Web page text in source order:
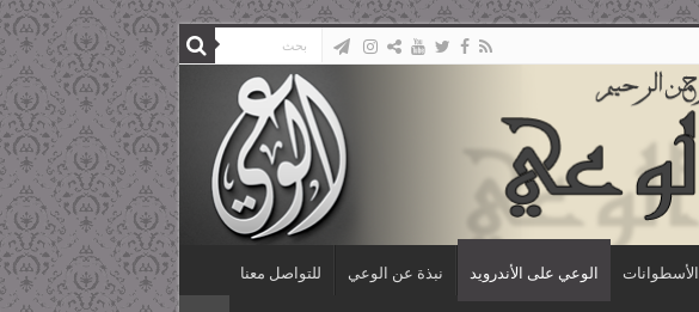
الأسطوانات الوعي على الأندرويد نبذة عن الوعي للتواصل معنا